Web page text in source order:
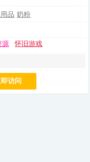
品 奶粉
源 怀旧游戏
访问